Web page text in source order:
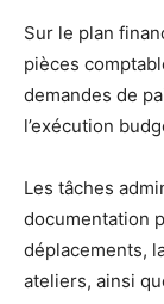
Sur le plan
pièces
demandes de
l’exécution
Les tâches
documentation
déplacements,
ateliers, ainsi